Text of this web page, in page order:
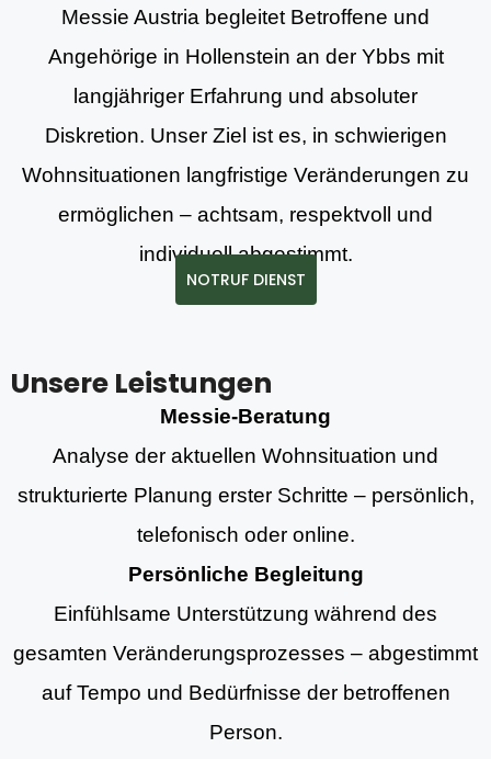
Messie Austria begleitet Betroffene und
Angehörige in Hollenstein an der Ybbs mit
langjähriger Erfahrung und absoluter
Diskretion. Unser Ziel ist es, in schwierigen
Wohnsituationen langfristige Veränderungen zu
ermöglichen – achtsam, respektvoll und
individuell abgestimmt.
NOTRUF DIENST
Unsere Leistungen
Messie-Beratung
Analyse der aktuellen Wohnsituation und
strukturierte Planung erster Schritte – persönlich,
telefonisch oder online.
Persönliche Begleitung
Einfühlsame Unterstützung während des
gesamten Veränderungsprozesses – abgestimmt
auf Tempo und Bedürfnisse der betroffenen
Person.